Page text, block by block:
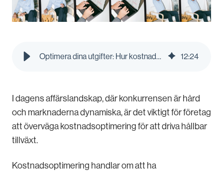
Optimera dina utgifter: Hur kostnadsoptimering kan ge bättre resultat | Pleo Blog 12:24
I dagens affärslandskap, där konkurrensen är hård
och marknaderna dynamiska, är det viktigt för företag
att överväga kostnadsoptimering för att driva hållbar
tillväxt.
Kostnadsoptimering handlar om att ha